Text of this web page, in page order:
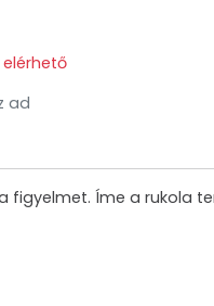
ad
figyelmet. Íme a rukola